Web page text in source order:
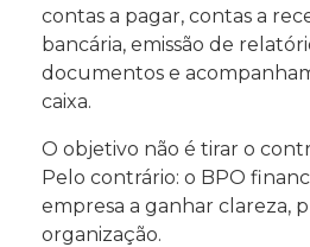
contas a pagar, contas a
bancária, emissão de
documentos e
caixa.
O objetivo não é tirar o
Pelo contrário: o BPO
empresa a ganhar clareza,
organização.